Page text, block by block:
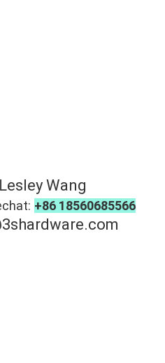
Wang
+86 18560685566